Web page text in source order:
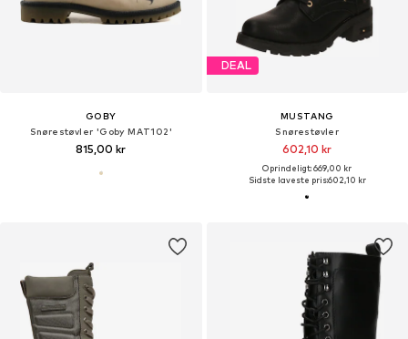
GOBY
Snørestøvler 'Goby MAT102'
815,00 kr
DEAL
MUSTANG
Snørestøvler
602,10 kr
Oprindeligt: 669,00 kr
Sidste laveste pris:602,10 kr